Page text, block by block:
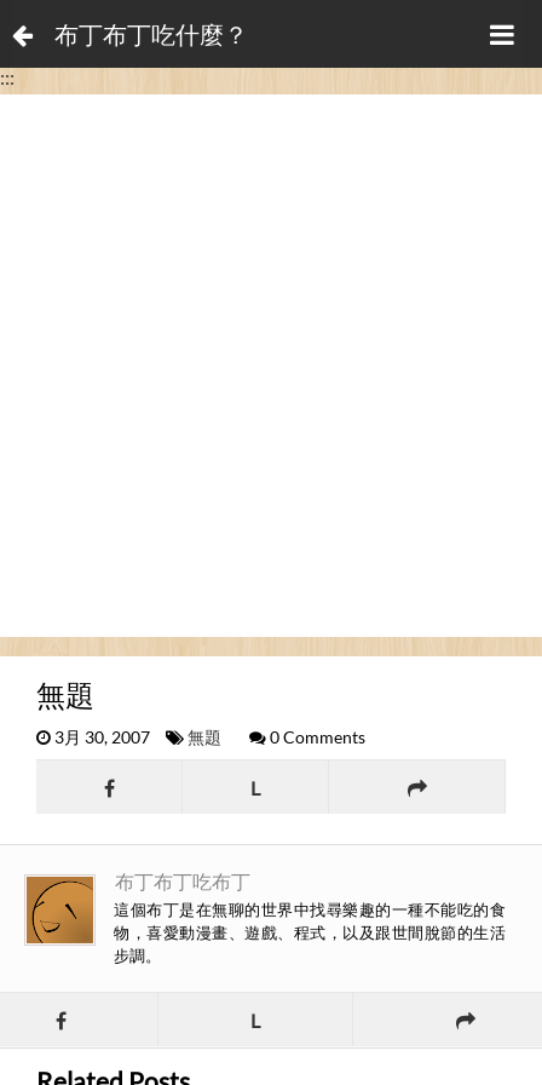
布丁布丁吃什麼？
:::
無題
3月 30, 2007 無題 0 Comments
L
布丁布丁吃布丁
這個布丁是在無聊的世界中找尋樂趣的一種不能吃的食
物，喜愛動漫畫、遊戲、程式，以及跟世間脫節的生活
步調。
L